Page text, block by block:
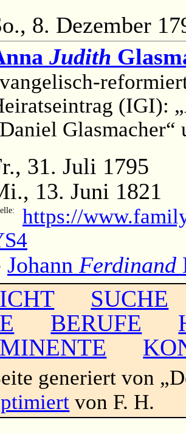
8. Dezember
Judith
(IGI):
Glasmacher“
31. Juli 1795
13. Juni 1821
https://
Johann Ferdinand
SUCHE
BERUFE
generiert von
von F. H.